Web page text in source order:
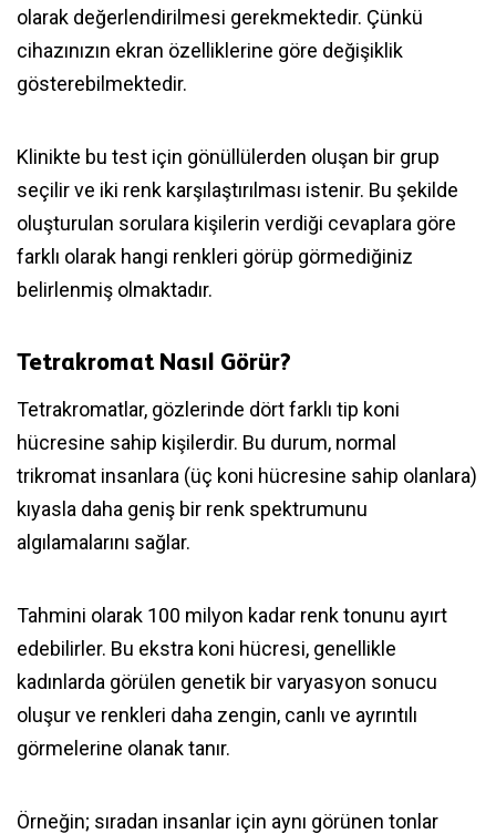
olarak değerlendirilmesi gerekmektedir. Çünkü
cihazınızın ekran özelliklerine göre değişiklik
gösterebilmektedir.
Klinikte bu test için gönüllülerden oluşan bir grup
seçilir ve iki renk karşılaştırılması istenir. Bu şekilde
oluşturulan sorulara kişilerin verdiği cevaplara göre
farklı olarak hangi renkleri görüp görmediğiniz
belirlenmiş olmaktadır.
Tetrakromat Nasıl Görür?
Tetrakromatlar, gözlerinde dört farklı tip koni
hücresine sahip kişilerdir. Bu durum, normal
trikromat insanlara (üç koni hücresine sahip olanlara)
kıyasla daha geniş bir renk spektrumunu
algılamalarını sağlar.
Tahmini olarak 100 milyon kadar renk tonunu ayırt
edebilirler. Bu ekstra koni hücresi, genellikle
kadınlarda görülen genetik bir varyasyon sonucu
oluşur ve renkleri daha zengin, canlı ve ayrıntılı
görmelerine olanak tanır.
Örneğin; sıradan insanlar için aynı görünen tonlar